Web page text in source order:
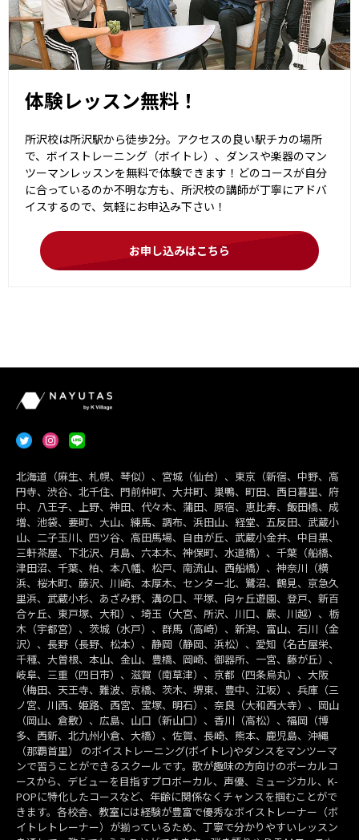
体験レッスン無料！
所沢校は所沢駅から徒歩2分。アクセスの良い駅チカの場所
で、ボイストレーニング（ボイトレ）、ダンスや楽器のマン
ツーマンレッスンを無料で体験できます！どのコースが自分
に合っているのか不明な方も、所沢校の講師が丁寧にアドバ
イスするので、気軽にお申込み下さい！
お申し込みはこちら
北海道（麻生、札幌、琴似）、宮城（仙台）、東京（新宿、中野、高
円寺、渋谷、北千住、門前仲町、大井町、巣鴨、町田、西日暮里、府
中、八王子、上野、神田、代々木、蒲田、原宿、恵比寿、飯田橋、成
増、池袋、要町、大山、練馬、調布、浜田山、経堂、五反田、武蔵小
山、二子玉川、四ツ谷、高田馬場、自由が丘、武蔵小金井、中目黒、
三軒茶屋、下北沢、月島、六本木、神保町、水道橋）、千葉（船橋、
津田沼、千葉、柏、本八幡、松戸、南流山、西船橋）、神奈川（横
浜、桜木町、藤沢、川崎、本厚木、センター北、鷺沼、鶴見、京急久
里浜、武蔵小杉、あざみ野、溝の口、平塚、向ヶ丘遊園、登戸、新百
合ヶ丘、東戸塚、大和）、埼玉（大宮、所沢、川口、蕨、川越）、栃
木（宇都宮）、茨城（水戸）、群馬（高崎）、新潟、富山、石川（金
沢）、長野（長野、松本）、静岡（静岡、浜松）、愛知（名古屋栄、
千種、大曽根、本山、金山、豊橋、岡崎、御器所、一宮、藤が丘）、
岐阜、三重（四日市）、滋賀（南草津）、京都（四条烏丸）、大阪
（梅田、天王寺、難波、京橋、茨木、堺東、豊中、江坂）、兵庫（三
ノ宮、川西、姫路、西宮、宝塚、明石）、奈良（大和西大寺）、岡山
（岡山、倉敷）、広島、山口（新山口）、香川（高松）、福岡（博
多、西新、北九州小倉、大橋）、佐賀、長崎、熊本、鹿児島、沖縄
（那覇首里） のボイストレーニング(ボイトレ)やダンスをマンツーマ
ンで習うことができるスクールです。歌が趣味の方向けのボーカルコ
ースから、デビューを目指すプロボーカル、声優、ミュージカル、K-
POPに特化したコースなど、年齢に関係なくチャンスを掴むことがで
きます。各校舎、教室には経験が豊富で優秀なボイストレーナー（ボ
イトレトレーナー）が揃っているため、丁寧で分かりやすいレッスン